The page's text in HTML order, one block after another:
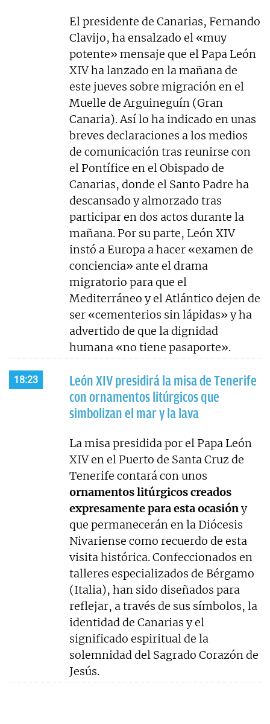
El presidente de Canarias, Fernando
Clavijo, ha ensalzado el «muy
potente» mensaje que el Papa León
XIV ha lanzado en la mañana de
este jueves sobre migración en el
Muelle de Arguineguín (Gran
Canaria). Así lo ha indicado en unas
breves declaraciones a los medios
de comunicación tras reunirse con
el Pontífice en el Obispado de
Canarias, donde el Santo Padre ha
descansado y almorzado tras
participar en dos actos durante la
mañana. Por su parte, León XIV
instó a Europa a hacer «examen de
conciencia» ante el drama
migratorio para que el
Mediterráneo y el Atlántico dejen de
ser «cementerios sin lápidas» y ha
advertido de que la dignidad
humana «no tiene pasaporte».
18:23
León XIV presidirá la misa de Tenerife
con ornamentos litúrgicos que
simbolizan el mar y la lava
La misa presidida por el Papa León
XIV en el Puerto de Santa Cruz de
Tenerife contará con unos
ornamentos litúrgicos creados
expresamente para esta ocasióny
que permanecerán en la Diócesis
Nivariense como recuerdo de esta
visita histórica. Confeccionados en
talleres especializados de Bérgamo
(Italia), han sido diseñados para
reflejar, a través de sus símbolos, la
identidad de Canarias y el
significado espiritual de la
solemnidad del Sagrado Corazón de
Jesús.